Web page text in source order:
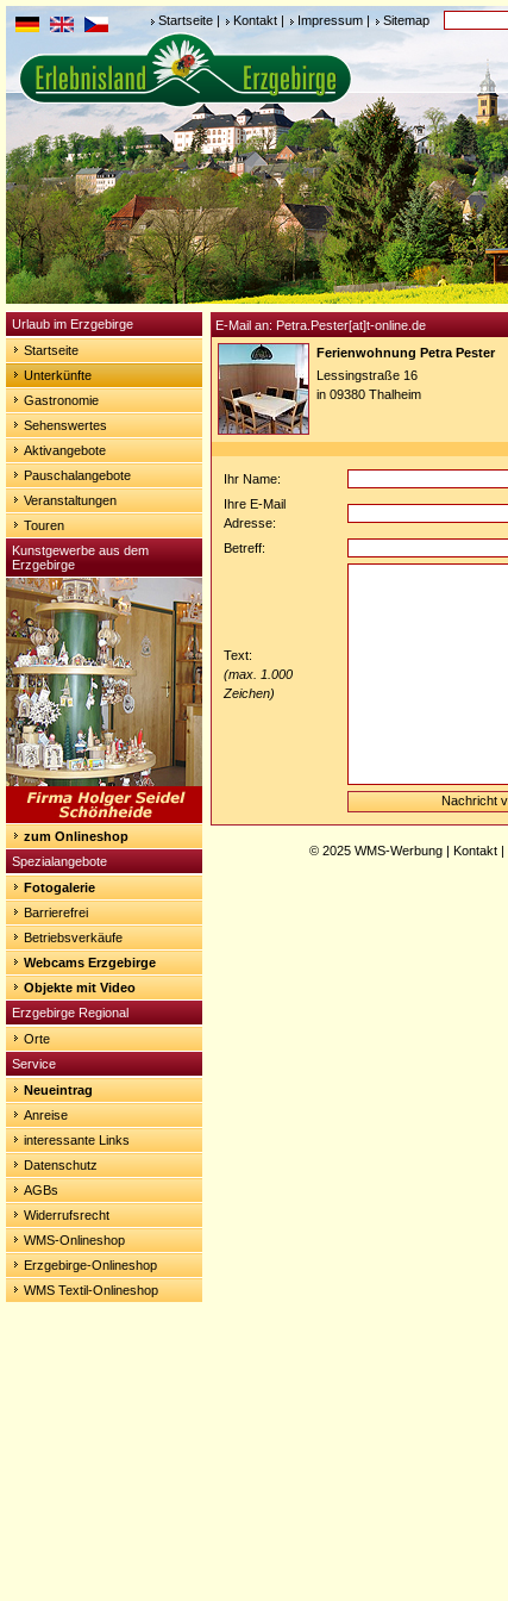
Startseite | Kontakt | Impressum| Sitemap
Urlaub im Erzgebirge
Startseite
Unterkünfte
Gastronomie
Sehenswertes
Aktivangebote
Pauschalangebote
Veranstaltungen
Touren
Kunstgewerbe aus dem
Erzgebirge
zum Onlineshop
Spezialangebote
Fotogalerie
Barrierefrei
Betriebsverkäufe
Webcams Erzgebirge
Objekte mit Video
Erzgebirge Regional
Orte
Service
Neueintrag
Anreise
interessante Links
Datenschutz
AGBs
Widerrufsrecht
WMS-Onlineshop
Erzgebirge-Onlineshop
WMS Textil-Onlineshop
E-Mail an: Petra.Pester[at]t-online.de
Ferienwohnung Petra Pester
Lessingstraße 16
in 09380 Thalheim
Ihr Name:
Ihre E-Mail
Adresse:
Betreff:
Text:
(max. 1.000
Zeichen)
© 2025 WMS-Werbung | Kontakt |